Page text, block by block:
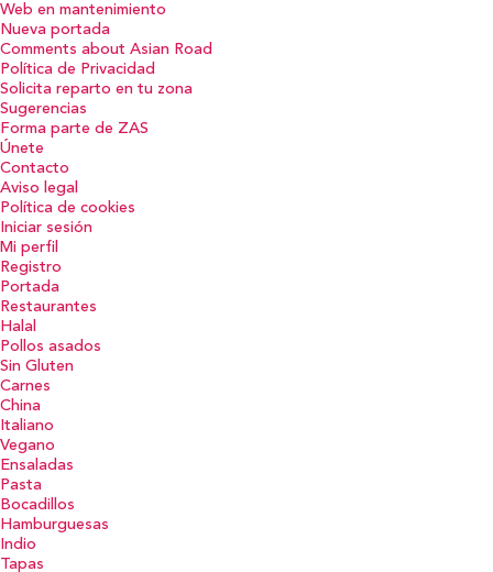
Web en mantenimiento
Nueva portada
Comments about Asian Road
Política de Privacidad
Solicita reparto en tu zona
Sugerencias
Forma parte de ZAS
Únete
Contacto
Aviso legal
Política de cookies
Iniciar sesión
Mi perfil
Registro
Portada
Restaurantes
Halal
Pollos asados
Sin Gluten
Carnes
China
Italiano
Vegano
Ensaladas
Pasta
Bocadillos
Hamburguesas
Indio
Tapas